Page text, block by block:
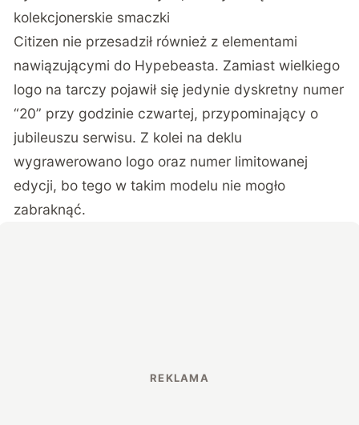
kolekcjonerskie smaczki
Citizen nie przesadził również z elementami
nawiązującymi do Hypebeasta. Zamiast wielkiego
logo na tarczy pojawił się jedynie dyskretny numer
“20” przy godzinie czwartej, przypominający o
jubileuszu serwisu. Z kolei na deklu
wygrawerowano logo oraz numer limitowanej
edycji, bo tego w takim modelu nie mogło
zabraknąć.